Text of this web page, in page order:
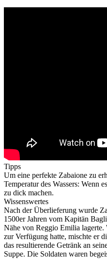
Tipps
Um eine perfekte Zabaione zu
Temperatur des Wassers: Wenn
zu dick machen.
Wissenswertes
Nach der Überlieferung wurde
1500er Jahren vom Kapitän
Nähe von Reggio Emilia
zur Verfügung hatte, mischte er
das resultierende Getränk an
Suppe. Die Soldaten waren